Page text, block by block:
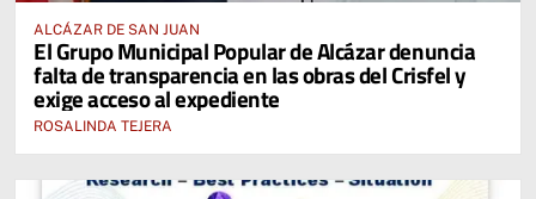
ALCÁZAR DE SAN JUAN
El Grupo Municipal Popular de Alcázar denuncia
falta de transparencia en las obras del Crisfel y
exige acceso al expediente
ROSALINDA TEJERA